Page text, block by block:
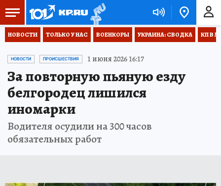
НОВОСТИ ТОЛЬКО У НАС ВОЕНКОРЫ УКРАИНА: СВОДКА КП В
НОВОСТИ ПРОИСШЕСТВИЯ 1 июня 2026 16:17
За повторную пьяную езду
белгородец лишился
иномарки
Водителя осудили на 300 часов
обязательных работ